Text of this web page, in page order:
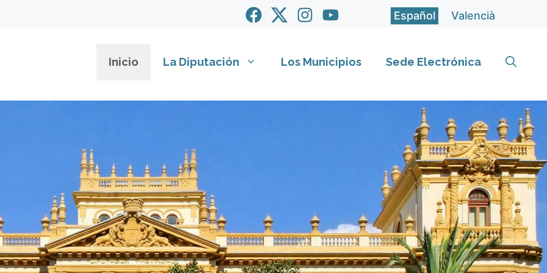
Español Valencià
Inicio La Diputación Los Municipios Sede Electrónica